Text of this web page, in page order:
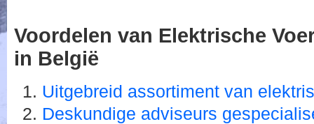
Voordelen van Elektrische
in België
Uitgebreid assortiment van
Deskundige adviseurs